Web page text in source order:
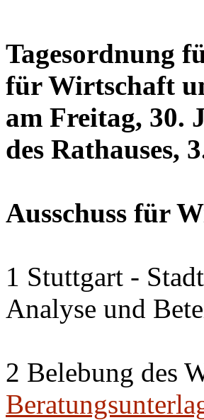
Tagesordnung
für Wirtschaft
am Freitag, 30.
des Rathauses,
Ausschuss für
1 Stuttgart -
Analyse und
2 Belebung des